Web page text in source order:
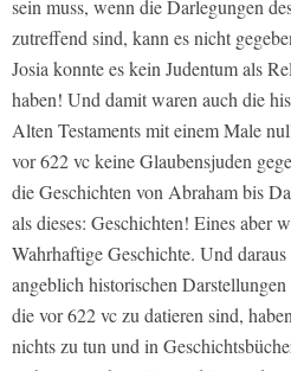
sein muss, wenn die Darlegungen
zutreffend sind, kann es nicht
Josia konnte es kein Judentum als
haben! Und damit waren auch die
Alten Testaments mit einem Male
vor 622 vc keine Glaubensjuden
die Geschichten von Abraham bis
als dieses: Geschichten! Eines aber
Wahrhaftige Geschichte. Und
angeblich historischen
die vor 622 vc zu datieren sind,
nichts zu tun und in